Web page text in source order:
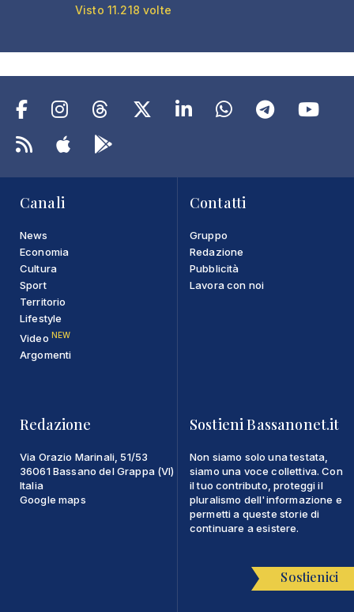
Visto 11.218 volte
Canali
News
Economia
Cultura
Sport
Territorio
Lifestyle
Video NEW
Argomenti
Contatti
Gruppo
Redazione
Pubblicità
Lavora con noi
Redazione
Via Orazio Marinali, 51/53
36061 Bassano del Grappa (VI)
Italia
Google maps
Sostieni Bassanonet.it
Non siamo solo una testata,
siamo una voce collettiva. Con
il tuo contributo, proteggi il
pluralismo dell'informazione e
permetti a queste storie di
continuare a esistere.
Sostienici